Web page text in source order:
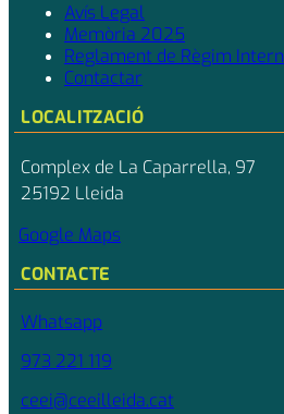
Avís Legal
Memòria 2025
Reglament de Règim Intern
Contactar
LOCALITZACIÓ
Complex de La Caparrella, 97
25192 Lleida
Google Maps
CONTACTE
Whatsapp
973 221 119
ceei@ceeilleida.cat